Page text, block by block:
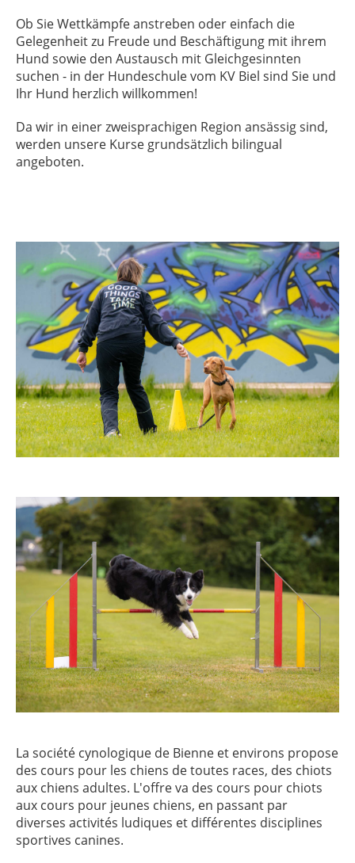
Ob Sie Wettkämpfe anstreben oder einfach die
Gelegenheit zu Freude und Beschäftigung mit ihrem
Hund sowie den Austausch mit Gleichgesinnten
suchen - in der Hundeschule vom KV Biel sind Sie und
Ihr Hund herzlich willkommen!
Da wir in einer zweisprachigen Region ansässig sind,
werden unsere Kurse grundsätzlich bilingual
angeboten.
La société cynologique de Bienne et environs propose
des cours pour les chiens de toutes races, des chiots
aux chiens adultes. L'offre va des cours pour chiots
aux cours pour jeunes chiens, en passant par
diverses activités ludiques et différentes disciplines
sportives canines.